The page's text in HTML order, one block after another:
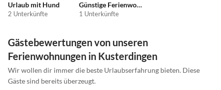
Urlaub mit Hund
2 Unterkünfte
Günstige Ferienwohnungen
1 Unterkünfte
Gästebewertungen von unseren
Ferienwohnungen in Kusterdingen
Wir wollen dir immer die beste Urlaubserfahrung bieten. Diese
Gäste sind bereits überzeugt.